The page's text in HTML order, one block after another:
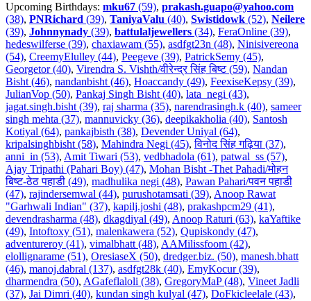
Upcoming Birthdays: mku67 (59), prakash.guapo@yahoo.com
(38), PNRichard (39), TaniyaValu (40), Swistidowk (52), Neilere
(39), Johnnynady (39), battulaljewellers (34), FeraOnline (39),
hedeswilferse (39), chaxiawam (55), asdfgt23n (48), Ninisivereona
(54), CreemyElulley (44), Peegeve (39), PatrickSemy (45),
Georgetor (40), Virendra S. Vishth/वीरेन्द्र सिंह बिष्ट (59), Nandan
Bisht (46), nandanbisht (46), Hoaccandy (49), FeexiseKepsy (39),
JulianVop (50), Pankaj Singh Bisht (40), lata_negi (43),
jagat.singh.bisht (39), raj sharma (35), narendrasingh.k (40), sameer
singh mehta (37), mannuvicky (36), deepikakholia (40), Santosh
Kotiyal (64), pankajbisth (38), Devender Uniyal (64),
kripalsinghbisht (58), Mahindra Negi (45),विनोद सिंह गढ़िया (37),
anni_in (53), Amit Tiwari (53), vedbhadola (61), patwal_ss (57),
Ajay Tripathi (Pahari Boy) (47), Mohan Bisht -Thet Pahadi/मोहन
बिष्ट-ठेठ पहाडी (49), madhulika negi (48), Pawan Pahari/पवन पहाडी
(47), rajindersemwal (44), purushotamsati (39), Anoop Rawat
"Garhwali Indian" (37), kapilj.joshi (48), prakashpcm29 (41),
devendrasharma (48), dkagdiyal (49), Anoop Raturi (63), kaYaftike
(49), Intoftoxy (51), malenkawera (52), Qupiskondy (47),
adventureroy (41), vimalbhatt (48), AAMilissfoom (42),
elollignarame (51), OresiaseX (50), dredger.biz. (50), manesh.bhatt
(46), manoj.dabral (137), asdfgt28k (40), EmyKocur (39),
dharmendra (50), AGafeflaloli (38), GregoryMaP (48), Vineet Jadli
(37), Jai Dimri (40), kundan singh kulyal (47), DoFkicleelale (43),